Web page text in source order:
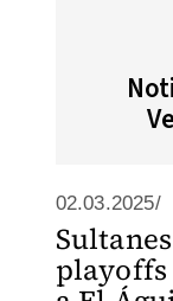
02.03.2025/
playoffs